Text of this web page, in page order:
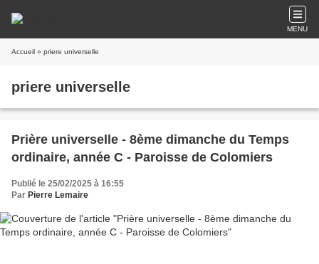
MENU
Accueil » priere universelle
priere universelle
Prière universelle - 8ème dimanche du Temps
ordinaire, année C - Paroisse de Colomiers
Publié le 25/02/2025 à 16:55
Par Pierre Lemaire